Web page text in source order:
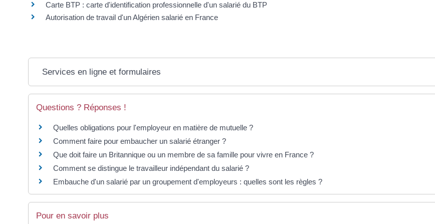
Carte BTP : carte d'identification professionnelle d'un salarié du BTP
Autorisation de travail d'un Algérien salarié en France
Services en ligne et formulaires
Questions ? Réponses !
Quelles obligations pour l'employeur en matière de mutuelle ?
Comment faire pour embaucher un salarié étranger ?
Que doit faire un Britannique ou un membre de sa famille pour vivre en France ?
Comment se distingue le travailleur indépendant du salarié ?
Embauche d'un salarié par un groupement d'employeurs : quelles sont les règles ?
Pour en savoir plus